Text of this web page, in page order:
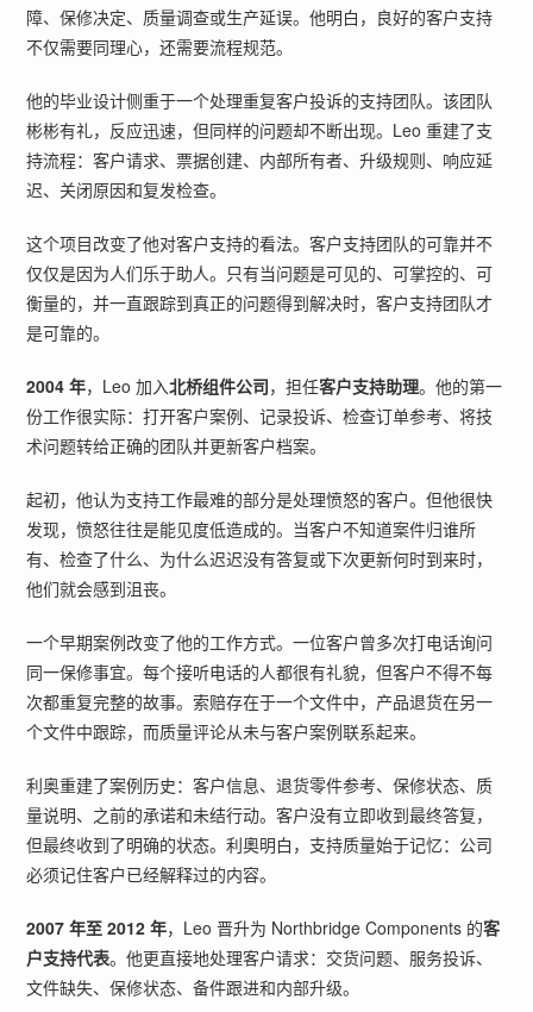
障、保修决定、质量调查或生产延误。他明白，良好的客户支持
不仅需要同理心，还需要流程规范。
他的毕业设计侧重于一个处理重复客户投诉的支持团队。该团队
彬彬有礼，反应迅速，但同样的问题却不断出现。Leo 重建了支
持流程：客户请求、票据创建、内部所有者、升级规则、响应延
迟、关闭原因和复发检查。
这个项目改变了他对客户支持的看法。客户支持团队的可靠并不
仅仅是因为人们乐于助人。只有当问题是可见的、可掌控的、可
衡量的，并一直跟踪到真正的问题得到解决时，客户支持团队才
是可靠的。
2004 年，Leo 加入北桥组件公司，担任客户支持助理。他的第一
份工作很实际：打开客户案例、记录投诉、检查订单参考、将技
术问题转给正确的团队并更新客户档案。
起初，他认为支持工作最难的部分是处理愤怒的客户。但他很快
发现，愤怒往往是能见度低造成的。当客户不知道案件归谁所
有、检查了什么、为什么迟迟没有答复或下次更新何时到来时，
他们就会感到沮丧。
一个早期案例改变了他的工作方式。一位客户曾多次打电话询问
同一保修事宜。每个接听电话的人都很有礼貌，但客户不得不每
次都重复完整的故事。索赔存在于一个文件中，产品退货在另一
个文件中跟踪，而质量评论从未与客户案例联系起来。
利奥重建了案例历史：客户信息、退货零件参考、保修状态、质
量说明、之前的承诺和未结行动。客户没有立即收到最终答复，
但最终收到了明确的状态。利奧明白，支持质量始于记忆：公司
必须记住客户已经解释过的内容。
2007 年至 2012 年，Leo 晋升为 Northbridge Components 的客
户支持代表。他更直接地处理客户请求：交货问题、服务投诉、
文件缺失、保修状态、备件跟进和内部升级。